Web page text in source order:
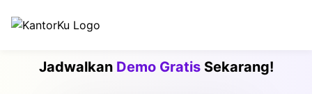
Jadwalkan Demo GratisSekarang!